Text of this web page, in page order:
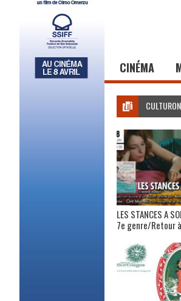
CINÉMA
LES STANCES A
7e genre/Retour